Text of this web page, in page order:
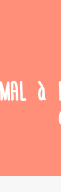
à